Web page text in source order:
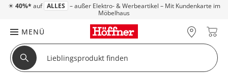
☀ 40%* auf ALLES – außer Elektro- & Werbeartikel – Mit Kundenkarte im
Möbelhaus
MENÜ